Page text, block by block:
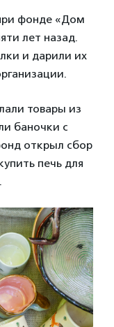
фонде «Дом
лет назад.
и дарили их
товары из
баночки с
открыл сбор
печь для